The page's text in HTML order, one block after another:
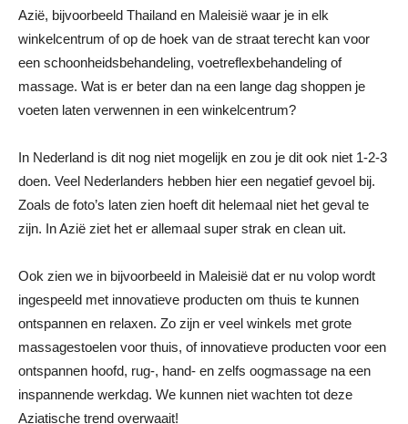
Azië, bijvoorbeeld Thailand en Maleisië waar je in elk
winkelcentrum of op de hoek van de straat terecht kan voor
een schoonheidsbehandeling, voetreflexbehandeling of
massage. Wat is er beter dan na een lange dag shoppen je
voeten laten verwennen in een winkelcentrum?
In Nederland is dit nog niet mogelijk en zou je dit ook niet 1-2-3
doen. Veel Nederlanders hebben hier een negatief gevoel bij.
Zoals de foto’s laten zien hoeft dit helemaal niet het geval te
zijn. In Azië ziet het er allemaal super strak en clean uit.
Ook zien we in bijvoorbeeld in Maleisië dat er nu volop wordt
ingespeeld met innovatieve producten om thuis te kunnen
ontspannen en relaxen. Zo zijn er veel winkels met grote
massagestoelen voor thuis, of innovatieve producten voor een
ontspannen hoofd, rug-, hand- en zelfs oogmassage na een
inspannende werkdag. We kunnen niet wachten tot deze
Aziatische trend overwaait!